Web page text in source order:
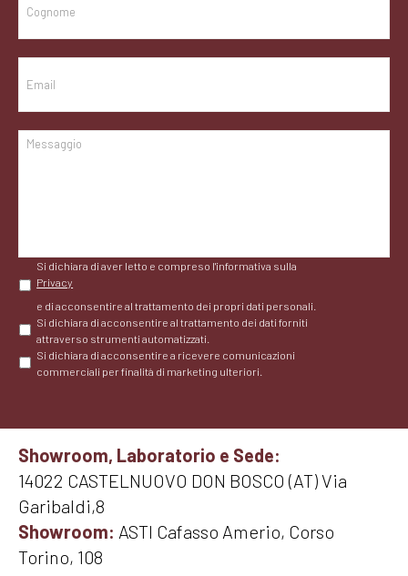
Si dichiara di aver letto e compreso l'informativa sulla
Privacy
e di acconsentire al trattamento dei propri dati personali.
Si dichiara di acconsentire al trattamento dei dati forniti
attraverso strumenti automatizzati.
Si dichiara di acconsentire a ricevere comunicazioni
commerciali per finalità di marketing ulteriori.
Showroom, Laboratorio e Sede:
14022 CASTELNUOVO DON BOSCO (AT) Via
Garibaldi,8
Showroom: ASTI Cafasso Amerio, Corso
Torino, 108